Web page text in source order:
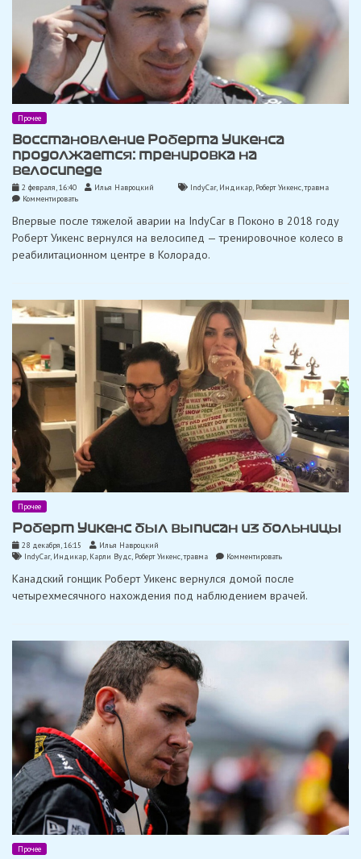
Прочее
Восстановление Роберта Уикенса
продолжается: тренировка на
велосипеде
2 февраля, 16:40 Илья Навроцкий IndyCar, Индикар, Роберт Уикенс,травма
Комментироватьon
Роберта
продолжается:
тренировка
Впервые после тяжелой аварии на IndyCar в Поконо в 2018 году
Роберт Уикенс вернулся на велосипед — тренировочное колесо в
реабилитационном центре в Колорадо.
Прочее
Роберт Уикенс был выписан из больницы
28 декабря, 16:15
Илья Навроцкий
IndyCar, Индикар Карли Вудс Роберт Уикенс ,травма Комментироватьon
Уикенс
выписан
Канадский гонщик Роберт Уикенс вернулся домой после
четырехмесячного нахождения под наблюдением врачей.
Прочее